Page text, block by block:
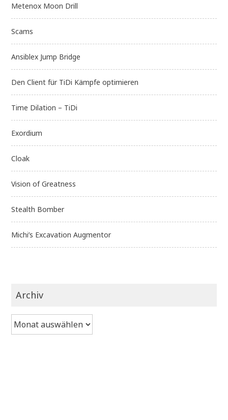
Metenox Moon Drill
Scams
Ansiblex Jump Bridge
Den Client für TiDi Kämpfe optimieren
Time Dilation – TiDi
Exordium
Cloak
Vision of Greatness
Stealth Bomber
Michi’s Excavation Augmentor
Archiv